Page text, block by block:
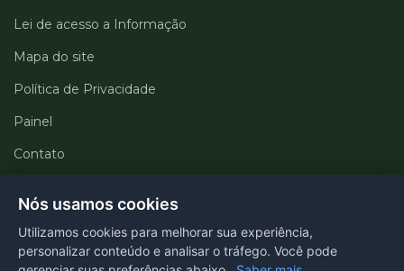
Lei de acesso a Informação
Mapa do site
Política de Privacidade
Painel
Contato
Departamentos
Portal transparência
Nós usamos cookies
Utilizamos cookies para melhorar sua experiência,
personalizar conteúdo e analisar o tráfego. Você pode